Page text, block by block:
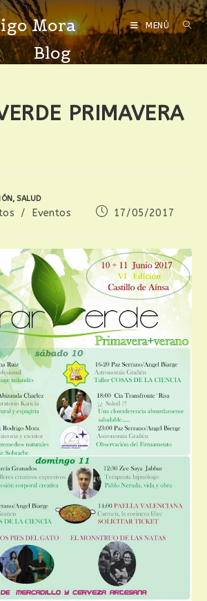
Mora MENÚ
Blog
PRIMAVERA
, SALUD
/ Eventos 17/05/2017